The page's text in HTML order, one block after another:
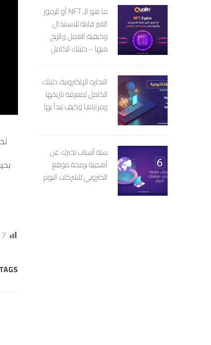
TAGS:
ما هو الـ NFT أو الرموز
الغير قابلة للاستبدال
وكيفية العمل والربح
منها – دليلك الكامل
التجارة الإلكترونية، دليلك
الكامل لمعرفة تاريخها
ومزاياها وكيف تبدأ بها
ستة أسباب تخبرك عن
أهمية برمجة موقع
الكتروني للشركات اليوم